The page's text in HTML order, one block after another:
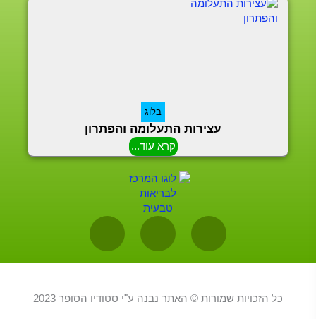
בלוג
עצירות התעלומה והפתרון
קרא עוד...
F
a
c
n
s
W
h
a
כל הזכויות שמורות © האתר נבנה ע"י סטודיו הסופר 2023